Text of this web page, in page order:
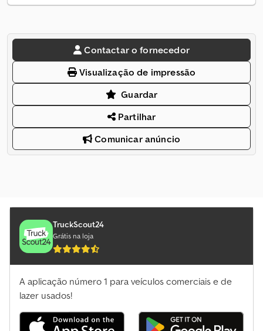
Contactar o fornecedor
Visualização de impressão
Guardar
Partilhar
Comunicar anúncio
TruckScout24
Grátis na loja
A aplicação número 1 para veículos comerciais e de
lazer usados!